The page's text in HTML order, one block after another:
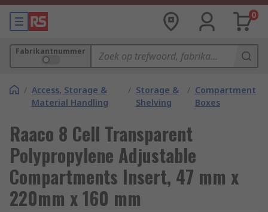
0
Fabrikantnummer
/ Access, Storage &
Material Handling
/ Storage &
Shelving
/ Compartment
Boxes
Raaco 8 Cell Transparent
Polypropylene Adjustable
Compartments Insert, 47 mm x
220mm x 160 mm